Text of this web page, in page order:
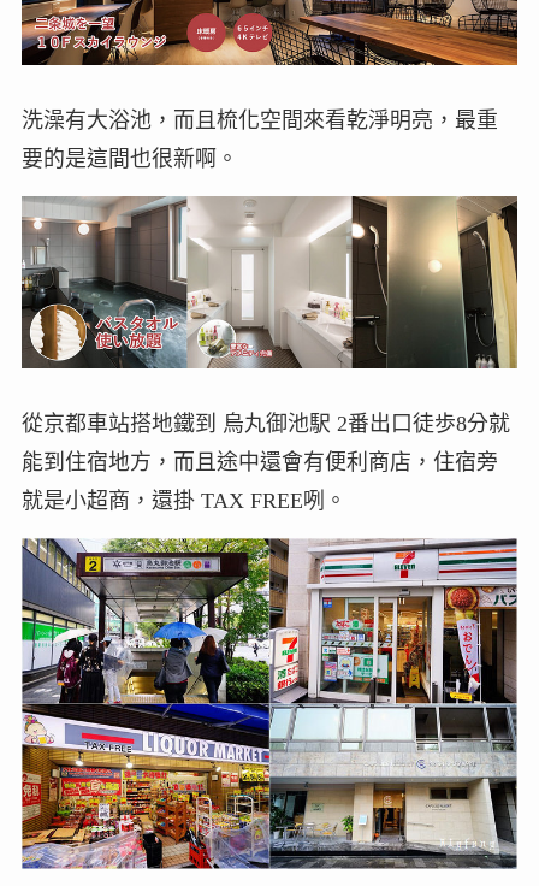
洗澡有大浴池，而且梳化空間來看乾淨明亮，最重
要的是這間也很新啊。
從京都車站搭地鐵到 烏丸御池駅 2番出口徒歩8分就
能到住宿地方，而且途中還會有便利商店，住宿旁
就是小超商，還掛 TAX FREE咧。